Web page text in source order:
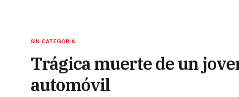
SIN CATEGORÍA
Trágica muerte de un
automóvil